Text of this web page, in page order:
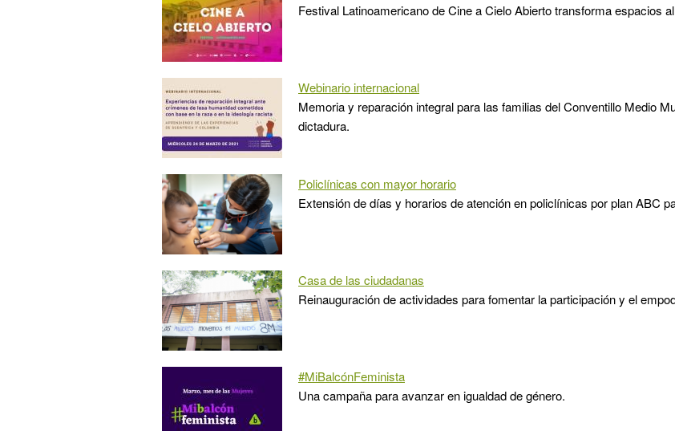
Festival Latinoamericano de Cine a Cielo Abierto transforma espacios
Webinario internacional
Memoria y reparación integral para las familias del Conventillo Medio
dictadura.
Policlínicas con mayor horario
Extensión de días y horarios de atención en policlínicas por plan ABC
Casa de las ciudadanas
Reinauguración de actividades para fomentar la participación y el
#MiBalcónFeminista
Una campaña para avanzar en igualdad de género.